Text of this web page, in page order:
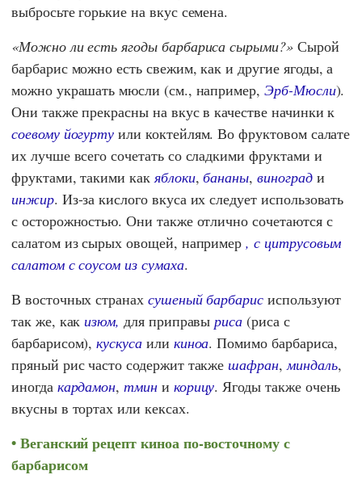
выбросьте горькие на вкус семена.
Можно ли есть ягоды барбариса сырыми? Сырой
барбарис можно есть свежим, как и другие ягоды, а
можно украшать мюсли (см., например,Эрб-Мюсли).
Они также прекрасны на вкус в качестве начинки к
соевому йогурту или коктейлям. Во фруктовом салате
их лучше всего сочетать со сладкими фруктами и
фруктами, такими как яблоки,бананы,виногради
инжир. Из-за кислого вкуса их следует использовать
с осторожностью. Они также отлично сочетаются с
салатом из сырых овощей, например, с цитрусовым
салатом с соусом из сумаха.
В восточных странах сушеный барбарис используют
так же, как изюм, для приправы риса (риса с
барбарисом),кускусаили киноа. Помимо барбариса,
пряный рис часто содержит также шафран, миндаль,
иногда кардамон, тмини корицу. Ягоды также очень
вкусны в тортах или кексах.
Веганский рецепт киноа по-восточному с
барбарисом